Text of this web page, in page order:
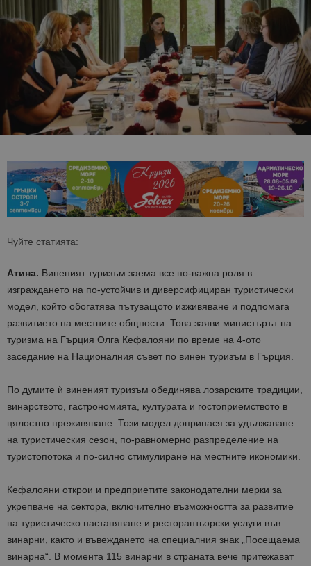
Чуйте статията:
Атина. Виненият туризъм заема все по-важна роля в
изграждането на по-устойчив и диверсифициран туристически
модел, който обогатява пътуващото изживяване и подпомага
развитието на местните общности. Това заяви министърът на
туризма на Гърция Олга Кефалояни по време на 4-ото
заседание на Националния съвет по винен туризъм в Гърция.
По думите ѝ виненият туризъм обединява лозарските традиции,
винарството, гастрономията, културата и гостоприемството в
цялостно преживяване. Този модел допринася за удължаване
на туристическия сезон, по-равномерно разпределение на
туристопотока и по-силно стимулиране на местните икономики.
Кефалояни открои и предприетите законодателни мерки за
укрепване на сектора, включително възможността за развитие
на туристическо настаняване и ресторантьорски услуги във
винарни, както и въвеждането на специалния знак „Посещаема
винарна“. В момента 115 винарни в страната вече притежават